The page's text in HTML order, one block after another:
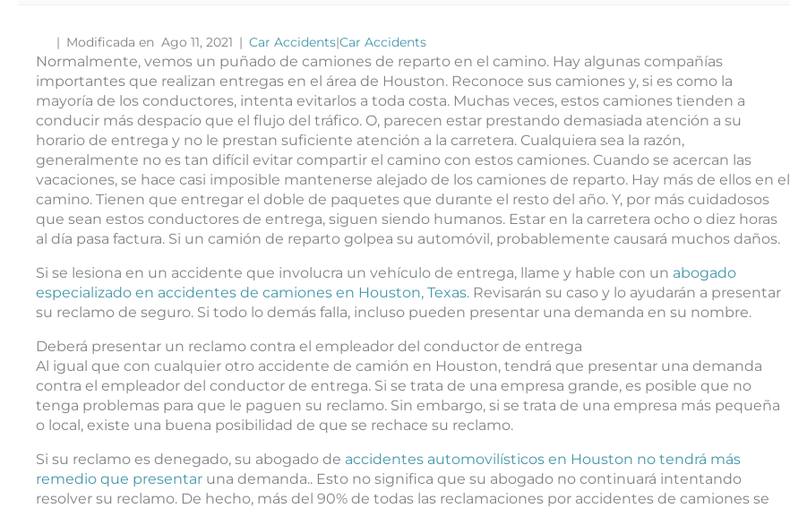
| Modificada en Ago 11, 2021 | Car Accidents|Car Accidents
Normalmente, vemos un puñado de camiones de reparto en el camino. Hay algunas compañías
importantes que realizan entregas en el área de Houston. Reconoce sus camiones y, si es como la
mayoría de los conductores, intenta evitarlos a toda costa. Muchas veces, estos camiones tienden a
conducir más despacio que el flujo del tráfico. O, parecen estar prestando demasiada atención a su
horario de entrega y no le prestan suficiente atención a la carretera. Cualquiera sea la razón,
generalmente no es tan difícil evitar compartir el camino con estos camiones. Cuando se acercan las
vacaciones, se hace casi imposible mantenerse alejado de los camiones de reparto. Hay más de ellos en el
camino. Tienen que entregar el doble de paquetes que durante el resto del año. Y, por más cuidadosos
que sean estos conductores de entrega, siguen siendo humanos. Estar en la carretera ocho o diez horas
al día pasa factura. Si un camión de reparto golpea su automóvil, probablemente causará muchos daños.
Si se lesiona en un accidente que involucra un vehículo de entrega, llame y hable con un abogado
especializado en accidentes de camiones en Houston, Texas. Revisarán su caso y lo ayudarán a presentar
su reclamo de seguro. Si todo lo demás falla, incluso pueden presentar una demanda en su nombre.
Deberá presentar un reclamo contra el empleador del conductor de entrega
Al igual que con cualquier otro accidente de camión en Houston, tendrá que presentar una demanda
contra el empleador del conductor de entrega. Si se trata de una empresa grande, es posible que no
tenga problemas para que le paguen su reclamo. Sin embargo, si se trata de una empresa más pequeña
o local, existe una buena posibilidad de que se rechace su reclamo.
Si su reclamo es denegado, su abogado de accidentes automovilísticos en Houston no tendrá más
remedio que presentar una demanda.. Esto no significa que su abogado no continuará intentando
resolver su reclamo. De hecho, más del 90% de todas las reclamaciones por accidentes de camiones se